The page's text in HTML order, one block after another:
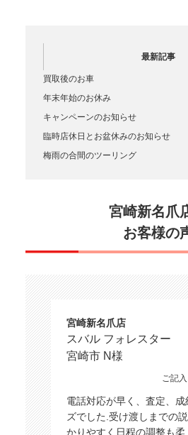
最新記事
買取後のお車
年末年始のお休み
キャンペーンのお知らせ
臨時店休日とお盆休みのお知らせ
梅雨の合間のツーリング
宮崎新名爪
お客様の
宮崎新名爪店
スバル フォレスター
宮崎市 N様
ご記
電話対応が早く、査定、成
ズでした.受け渡しまでの
かりやすく日程の調整も柔